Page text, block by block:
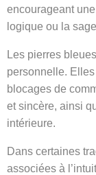
encourageant
logique ou la
Les pierres
personnelle.
blocages de
et sincère, ainsi
intérieure.
Dans certaines
associées à